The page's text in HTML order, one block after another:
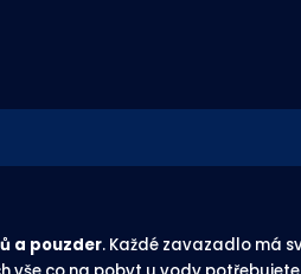
a pouzder. Každé zavazadlo má